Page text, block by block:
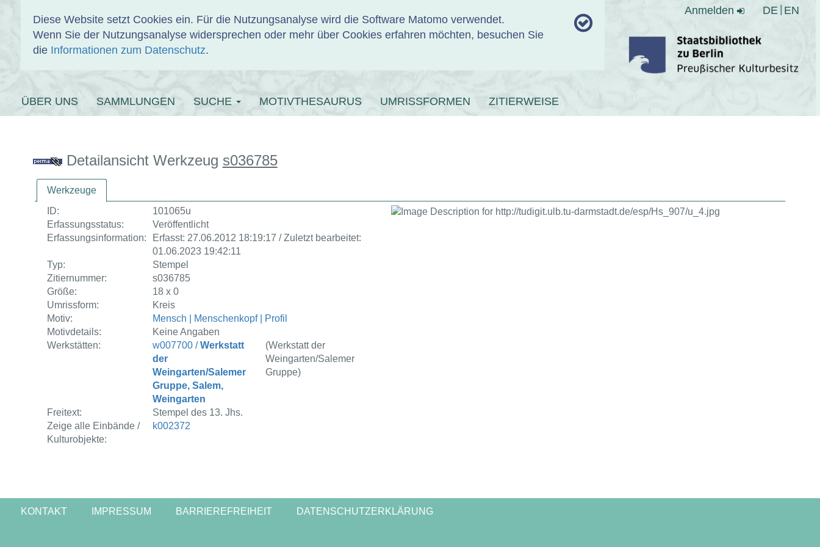
Diese Website setzt Cookies ein. Für die Nutzungsanalyse wird die Software Matomo verwendet.
Wenn Sie der Nutzungsanalyse widersprechen oder mehr über Cookies erfahren möchten, besuchen Sie
die Informationen zum Datenschutz.
Anmelden DE EN
EINBANDDATENBANK
ÜBER UNS SAMMLUNGEN SUCHE MOTIVTHESAURUS UMRISSFORMEN ZITIERWEISE
Detailansicht Werkzeug s036785
Werkzeuge
ID:
101065u
Erfassungsstatus:
Veröffentlicht
Erfassungsinformation:
Erfasst: 27.06.2012 18:19:17 / Zuletzt bearbeitet:
01.06.2023 19:42:11
Typ:
Stempel
Zitiernummer:
s036785
Größe:
18 x 0
Umrissform:
Kreis
Motiv:
Mensch | Menschenkopf | Profil
Motivdetails:
Keine Angaben
Werkstätten:
w007700 /Werkstatt
der
Weingarten/Salemer
Gruppe, Salem,
Weingarten
(Werkstatt der
Weingarten/Salemer
Gruppe)
Freitext:
Stempel des 13. Jhs.
Zeige alle Einbände /
Kulturobjekte:
k002372
KONTAKT IMPRESSUM BARRIEREFREIHEIT DATENSCHUTZERKLÄRUNG